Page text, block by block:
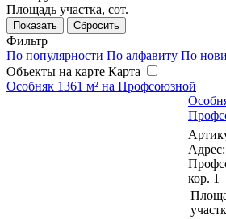
Площадь участка, сот.
Сбросить
Фильтр
По популярности По алфавиту По
Объекты на карте Карта
Особняк 1361 м² на Профсоюзной
кор. 1